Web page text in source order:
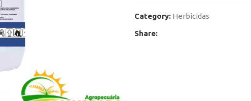
Category: Herbicidas
Share: